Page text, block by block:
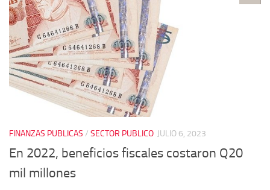
FINANZAS PUBLICAS / SECTOR PUBLICO JULIO 6, 2023
En 2022, beneficios fiscales costaron Q20
mil millones